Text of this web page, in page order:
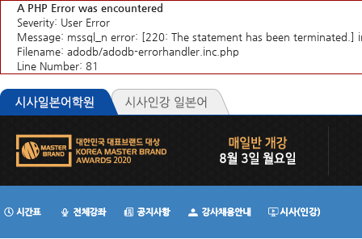
A PHP Error was encountered
Severity: User Error
Message: mssql_n error: [220: The statement has been terminated.] in
Filename: adodb/adodb-errorhandler.inc.php
Line Number: 81